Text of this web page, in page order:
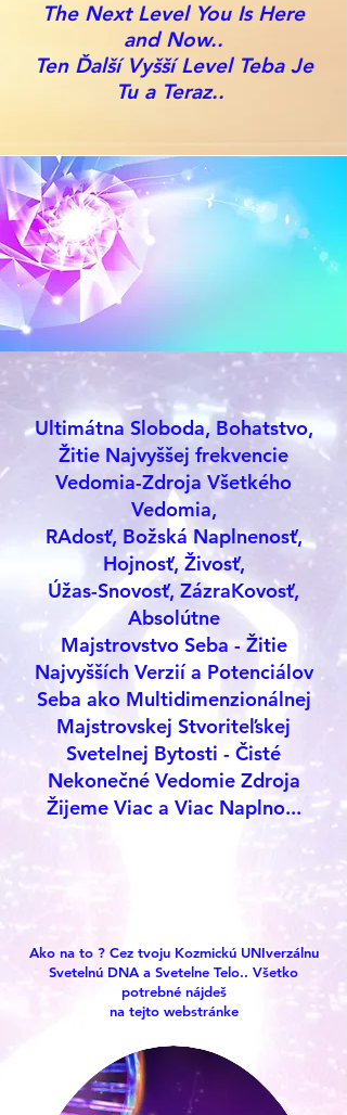
The Next Level You Is Here
and Now..
Ten Ďalší Vyšší Level Teba Je
Tu a Teraz..
Ultimátna Sloboda, Bohatstvo,
Žitie Najvyššej frekvencie
Vedomia-Zdroja Všetkého
Vedomia,
RAdosť, Božská Naplnenosť,
Hojnosť, Živosť,
Úžas-Snovosť, ZázraKovosť,
Absolútne
Majstrovstvo Seba - Žitie
Najvyšších Verzií a Potenciálov
Seba ako Multidimenzionálnej
Majstrovskej Stvoriteľskej
Svetelnej Bytosti - Čisté
Nekonečné Vedomie Zdroja
Žijeme Viac a Viac Naplno...
Ako na to ? Cez tvoju Kozmickú UNIverzálnu
Svetelnú DNA a Svetelne Telo.. Všetko
potrebné nájdeš
na tejto webstránke